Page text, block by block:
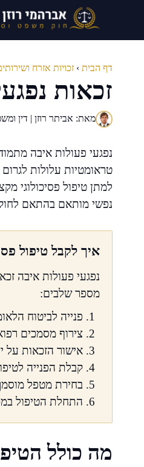
דף הבית › זכויות אזרח
זכאות
מאת: אביתר רוזן | דין
נפגעי פעולות איבה
למתן טיפול פסיכולוגי
נפשי מותאם בהתאם
איך לקבל טיפול
נפגעי פעולות איבה
מספר שלבים:
פנייה לביטוח
צירוף מסמכים
אישור הזכאות על
קבלת הפנייה
בחירת מטפל
התחלת הטיפול
מה כולל